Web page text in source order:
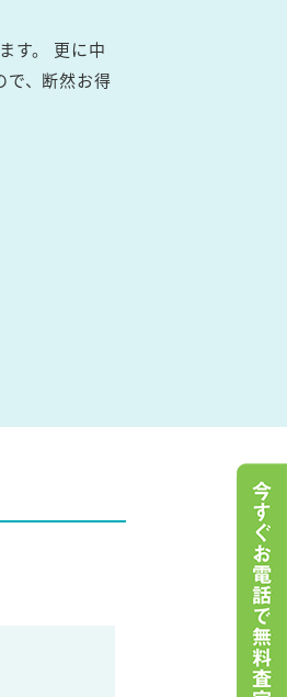
す。 更に中
で、断然お得